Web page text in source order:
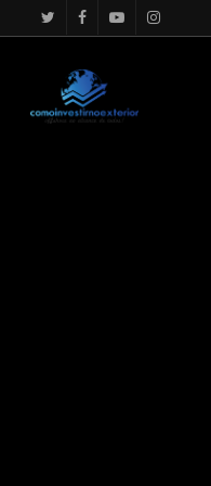
google.com, pub-